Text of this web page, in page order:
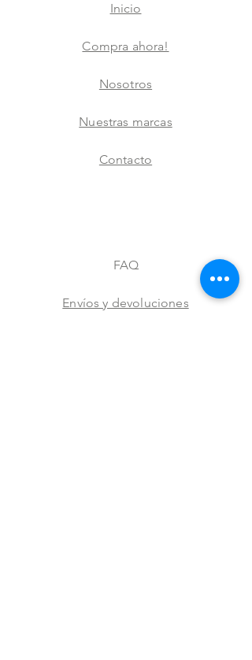
Inicio
Compra ahora!
Nosotros
Nuestras marcas
Contacto
FAQ
Envíos y devoluciones